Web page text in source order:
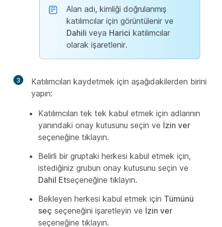
Alan adı, kimliği doğrulanmış
katılımcılar için görüntülenir ve
Dahili veya Harici katılımcılar
olarak işaretlenir.
3
Katılımcıları kaydetmek için aşağıdakilerden birini
yapın:
Katılımcıları tek tek kabul etmek için adlarının
yanındaki onay kutusunu seçin ve İzin ver
seçeneğine tıklayın.
Belirli bir gruptaki herkesi kabul etmek için,
istediğiniz grubun onay kutusunu seçin ve
Dahil Etseçeneğine tıklayın.
Bekleyen herkesi kabul etmek için Tümünü
seç seçeneğini işaretleyin ve İzin ver
seçeneğine tıklayın.